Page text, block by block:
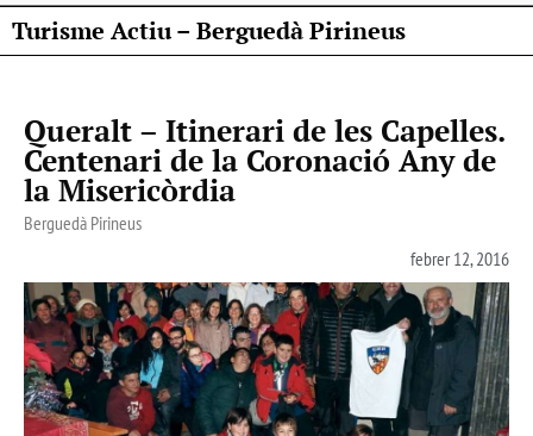
Turisme Actiu – Berguedà Pirineus
Queralt – Itinerari de les Capelles.
Centenari de la Coronació Any de
la Misericòrdia
Berguedà Pirineus
febrer 12, 2016